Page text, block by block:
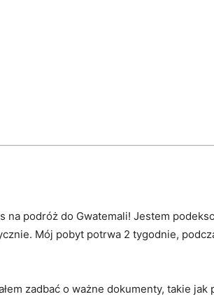
na podróż do Gwatemali! Jestem
Mój pobyt potrwa 2 tygodnie,
zadbać o ważne dokumenty, takie jak